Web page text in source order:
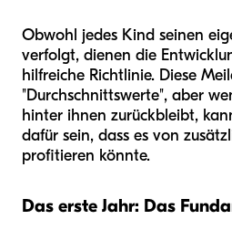
Obwohl jedes Kind seinen
verfolgt, dienen die
hilfreiche Richtlinie. Diese
"Durchschnittswerte", aber
hinter ihnen zurückbleibt,
dafür sein, dass es von
profitieren könnte.
Das erste Jahr: Das